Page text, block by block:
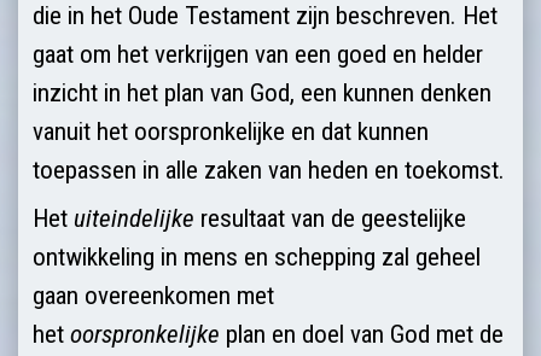
die in het Oude Testament zijn beschreven. Het
gaat om het verkrijgen van een goed en helder
inzicht in het plan van God, een kunnen denken
vanuit het oorspronkelijke en dat kunnen
toepassen in alle zaken van heden en toekomst.
Het uiteindelijke resultaat van de geestelijke
ontwikkeling in mens en schepping zal geheel
gaan overeenkomen met
het oorspronkelijke plan en doel van God met de